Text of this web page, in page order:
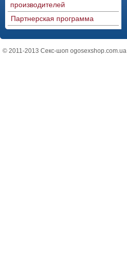
производителей
Партнерская программа
© 2011-2013 Секс-шоп ogosexshop.com.ua